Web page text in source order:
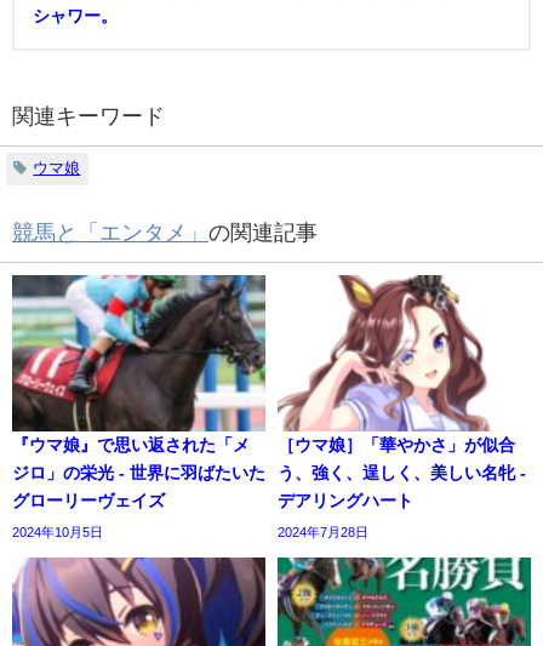
シャワー。
関連キーワード
ウマ娘
競馬と「エンタメ」 の関連記事
『ウマ娘』で思い返された「メ
ジロ」の栄光 - 世界に羽ばたいた
グローリーヴェイズ
2024年10月5日
［ウマ娘］「華やかさ」が似合
う、強く、逞しく、美しい名牝 -
デアリングハート
2024年7月28日